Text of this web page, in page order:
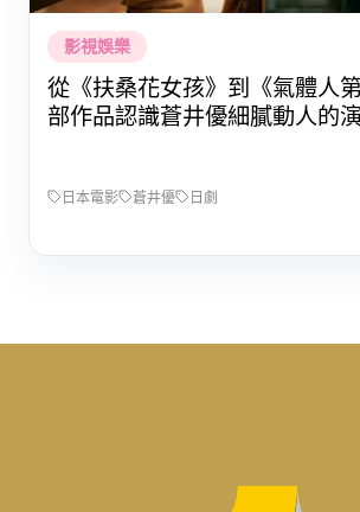
影視娛樂
從《扶桑花女孩》到《氣體人
部作品認識蒼井優細膩動人的
日本電影 蒼井優 日劇